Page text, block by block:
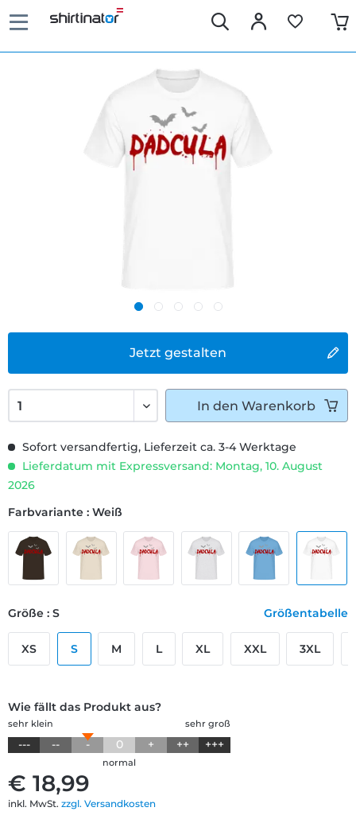
Jetzt gestalten
€ 18,99
inkl. MwSt. zzgl. Versandkosten
Sofort versandfertig, Lieferzeit ca. 3-4 Werktage
Lieferdatum mit Expressversand: Montag, 10. August
2026
Farbvariante : Weiß
Größe : S Größentabelle
XS S M L XL XXL 3XL
Wie fällt das Produkt aus?
sehr groß
sehr klein
--- -- - 0 + ++ +++
normal
In den Warenkorb